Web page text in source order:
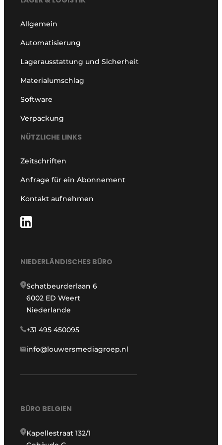
Allgemein
Automatisierung
Lagerausstattung und Sicherheit
Materialumschlag
Software
Verpackung
NÜTZLICHE LINKS
Zeitschriften
Anfrage für ein Abonnement
Kontakt aufnehmen
NIEDERLÄNDISCHES BÜRO
Schatbeurderlaan 6
6002 ED Weert
Niederlande
+31 495 450095
info@louwersmediagroep.nl
BÜRO BELGIEN
Kapellestraat 132/1